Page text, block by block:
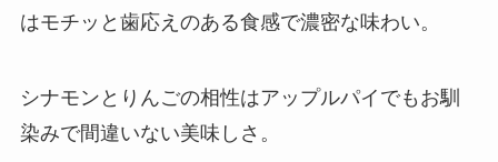
はモチッと歯応えのある食感で濃密な味わい。
シナモンとりんごの相性はアップルパイでもお馴
染みで間違いない美味しさ。